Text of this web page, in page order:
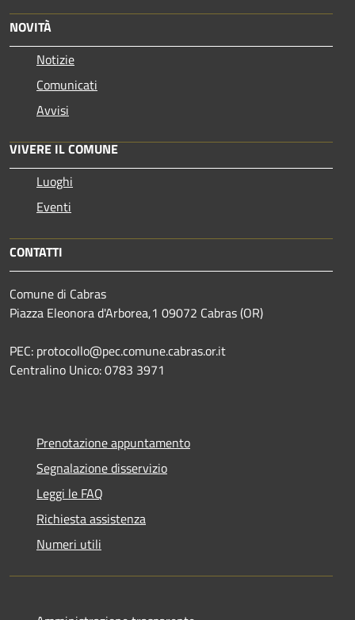
NOVITÀ
Notizie
Comunicati
Avvisi
VIVERE IL COMUNE
Luoghi
Eventi
CONTATTI
Comune di Cabras
Piazza Eleonora d'Arborea,1 09072 Cabras (OR)
PEC: protocollo@pec.comune.cabras.or.it
Centralino Unico: 0783 3971
Prenotazione appuntamento
Segnalazione disservizio
Leggi le FAQ
Richiesta assistenza
Numeri utili